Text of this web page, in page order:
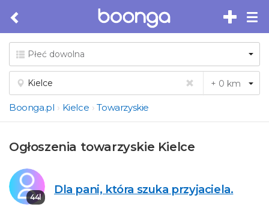
Boonga.pl Kielce Towarzyskie
Ogłoszenia towarzyskie Kielce
44l
Dla pani, która szuka przyjaciela.